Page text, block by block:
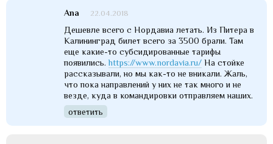
Ana 22.04.2018
Дешевле всего с Нордавиа летать. Из Питера в
Калининград билет всего за 3500 брали. Там
еще какие-то субсидированные тарифы
появились.https://www.nordavia.ru/ На стойке
рассказывали, но мы как-то не вникали. Жаль,
что пока направлений у них не так много и не
везде, куда в командировки отправляем наших.
ответить